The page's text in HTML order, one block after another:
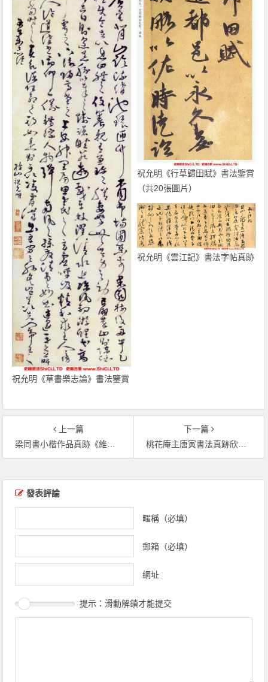
祝允明《草書樂志論》書法鑒賞
祝允明《行草歸田賦》書法鑒賞
（共20張圖片）
祝允明《雲江記》書法字帖真跡
上一篇
梁同書小楷作品真跡《維摩詰所說法供養品》（共16張圖片）
下一篇
桃花庵主唐寅書法真跡欣賞《貯香館小楷》（共5張圖片）
發表評論
暱稱（必填）
郵箱（必填）
網址
提示：滑動解鎖才能提交